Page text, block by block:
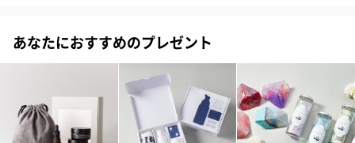
プルメリアとバニラの香りがする石鹸です。
優しく甘い香りでリラックスしながら、お風呂に入ることができ
また、置いてあるだけでも芳香剤として楽しめます。
#義母 #部下女性 #女子大学生 #同僚女性
#20代後半 #30代 #40代 #50代 #10代 #20代前半
あなたにおすすめのプレゼント